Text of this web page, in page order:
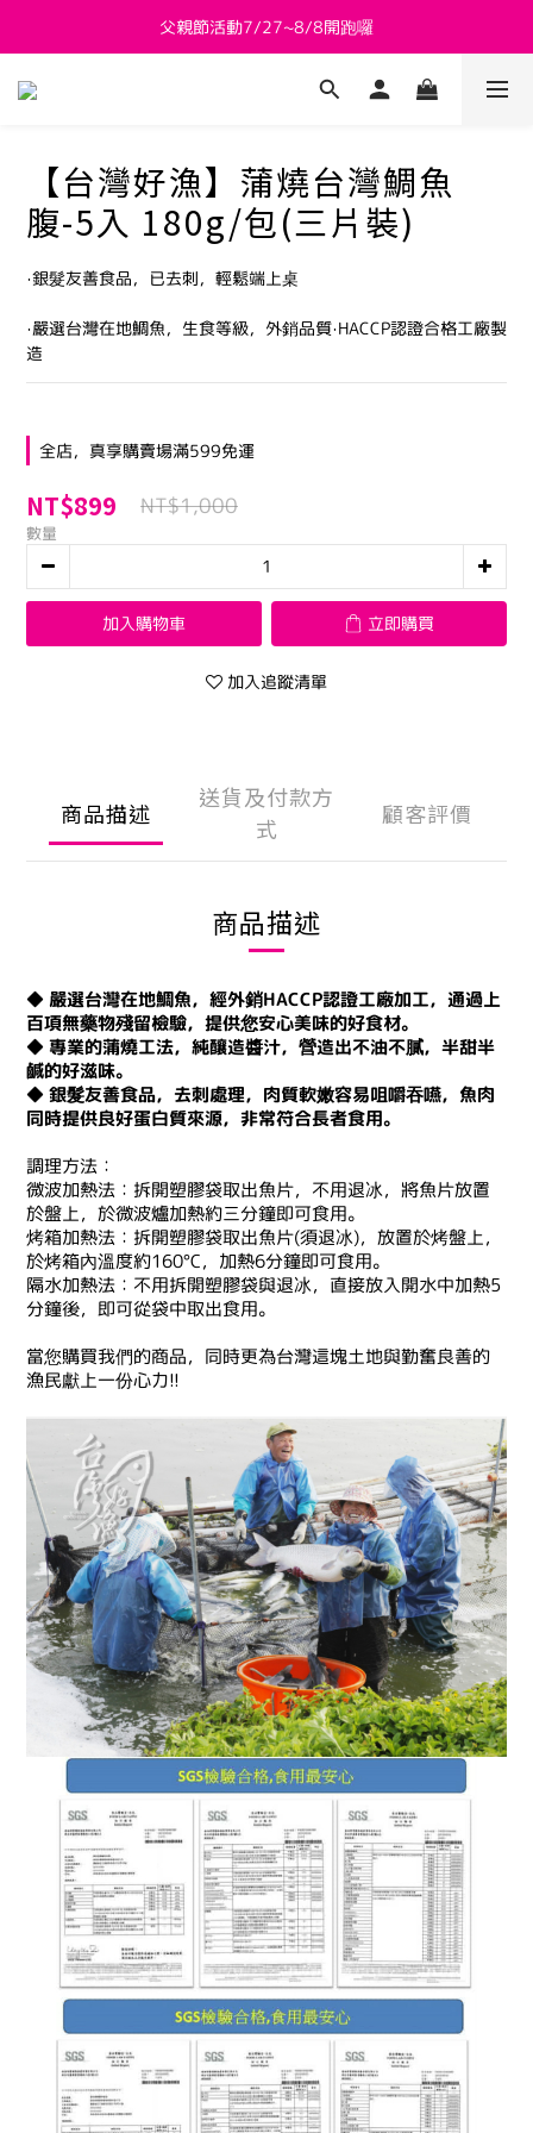
新會員送 $800購物金
父親節活動7/27~8/8開跑囉
新會員送 $800購物金
【台灣好漁】蒲燒台灣鯛魚
腹-5入 180g/包(三片裝)
‧銀髮友善食品，已去刺，輕鬆端上桌
‧嚴選台灣在地鯛魚，生食等級，外銷品質‧HACCP認證合格工廠製
造
全店，真享購賣場滿599免運
NT$899 NT$1,000
數量
加入購物車 立即購買
加入追蹤清單
商品描述
送貨及付款方
式
顧客評價
商品描述
◆ 嚴選台灣在地鯛魚，經外銷HACCP認證工廠加工，通過上
百項無藥物殘留檢驗，提供您安心美味的好食材。
◆ 專業的蒲燒工法，純釀造醬汁，營造出不油不膩，半甜半
鹹的好滋味。
◆ 銀髮友善食品，去刺處理，肉質軟嫩容易咀嚼吞嚥，魚肉
同時提供良好蛋白質來源，非常符合長者食用。
調理方法：
微波加熱法：拆開塑膠袋取出魚片，不用退冰，將魚片放置
於盤上，於微波爐加熱約三分鐘即可食用。
烤箱加熱法：拆開塑膠袋取出魚片(須退冰)，放置於烤盤上，
於烤箱內溫度約160°C，加熱6分鐘即可食用。
隔水加熱法：不用拆開塑膠袋與退冰，直接放入開水中加熱5
分鐘後，即可從袋中取出食用。
當您購買我們的商品，同時更為台灣這塊土地與勤奮良善的
漁民獻上一份心力!!